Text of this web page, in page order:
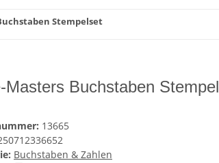
Stempelset
Masters Buchstaben
13665
Buchstaben & Zahlen